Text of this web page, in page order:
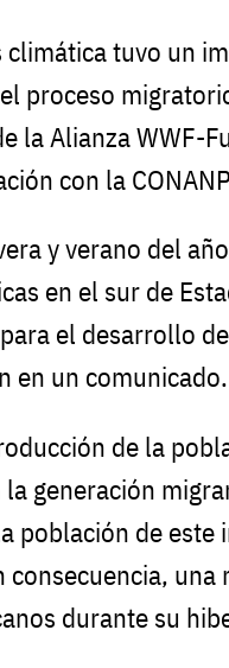
tuvo un
proceso
la Alianza WWF-
con la
y verano del
en el sur de
el desarrollo
en un comunicado.
de la
generación
población de este
consecuencia, una
durante su